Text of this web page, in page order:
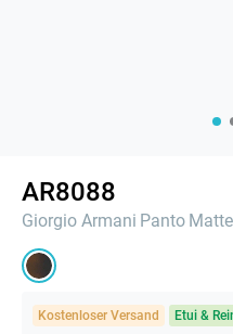
AR8088
Giorgio Armani Panto
Kostenloser Versand Etui &